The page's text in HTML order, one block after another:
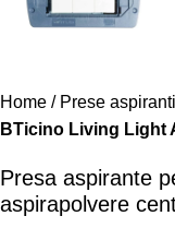
Home / Prese aspiranti
BTicino Living Light
Presa aspirante
aspirapolvere